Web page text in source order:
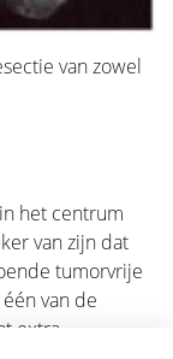
van zowel
het centrum
van zijn dat
tumorvrije
van de
extra